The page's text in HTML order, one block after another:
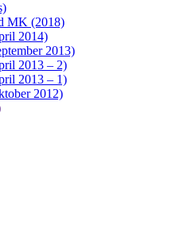
MK (2018)
2014)
2013)
2013 – 2)
2013 – 1)
2012)